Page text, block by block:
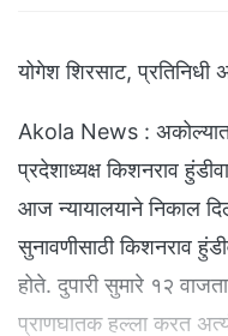
योगेश शिरसाट, प्रतिनिधी
Akola News :
प्रदेशाध्यक्ष किशनराव
आज न्यायालयाने निकाल
सुनावणीसाठी किशनराव
होते. दुपारी सुमारे १२
प्राणघातक हल्ला करत